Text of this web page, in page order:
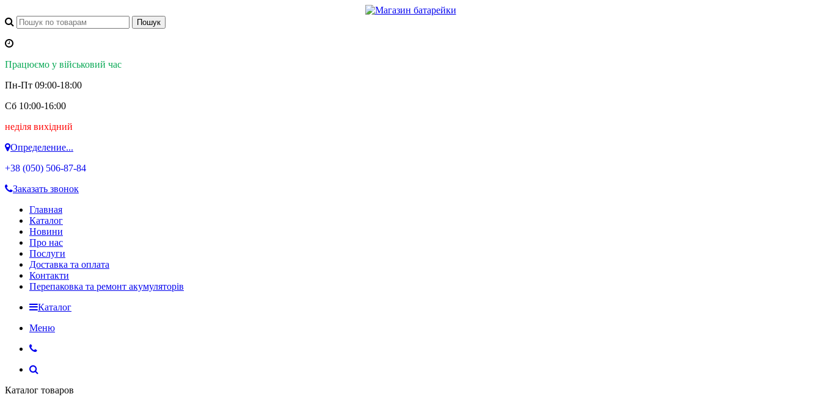
Працюємо у військовий час
Пн-Пт 09:00-18:00
Сб 10:00-16:00
неділя вихідний
Определение...
+38 (050) 506-87-84
Заказать звонок
Главная
Каталог
Новини
Про нас
Послуги
Доставка та оплата
Контакти
Перепаковка та ремонт акумуляторів
Каталог
Меню
Каталог товаров